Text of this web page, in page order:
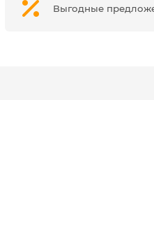
Выгодные